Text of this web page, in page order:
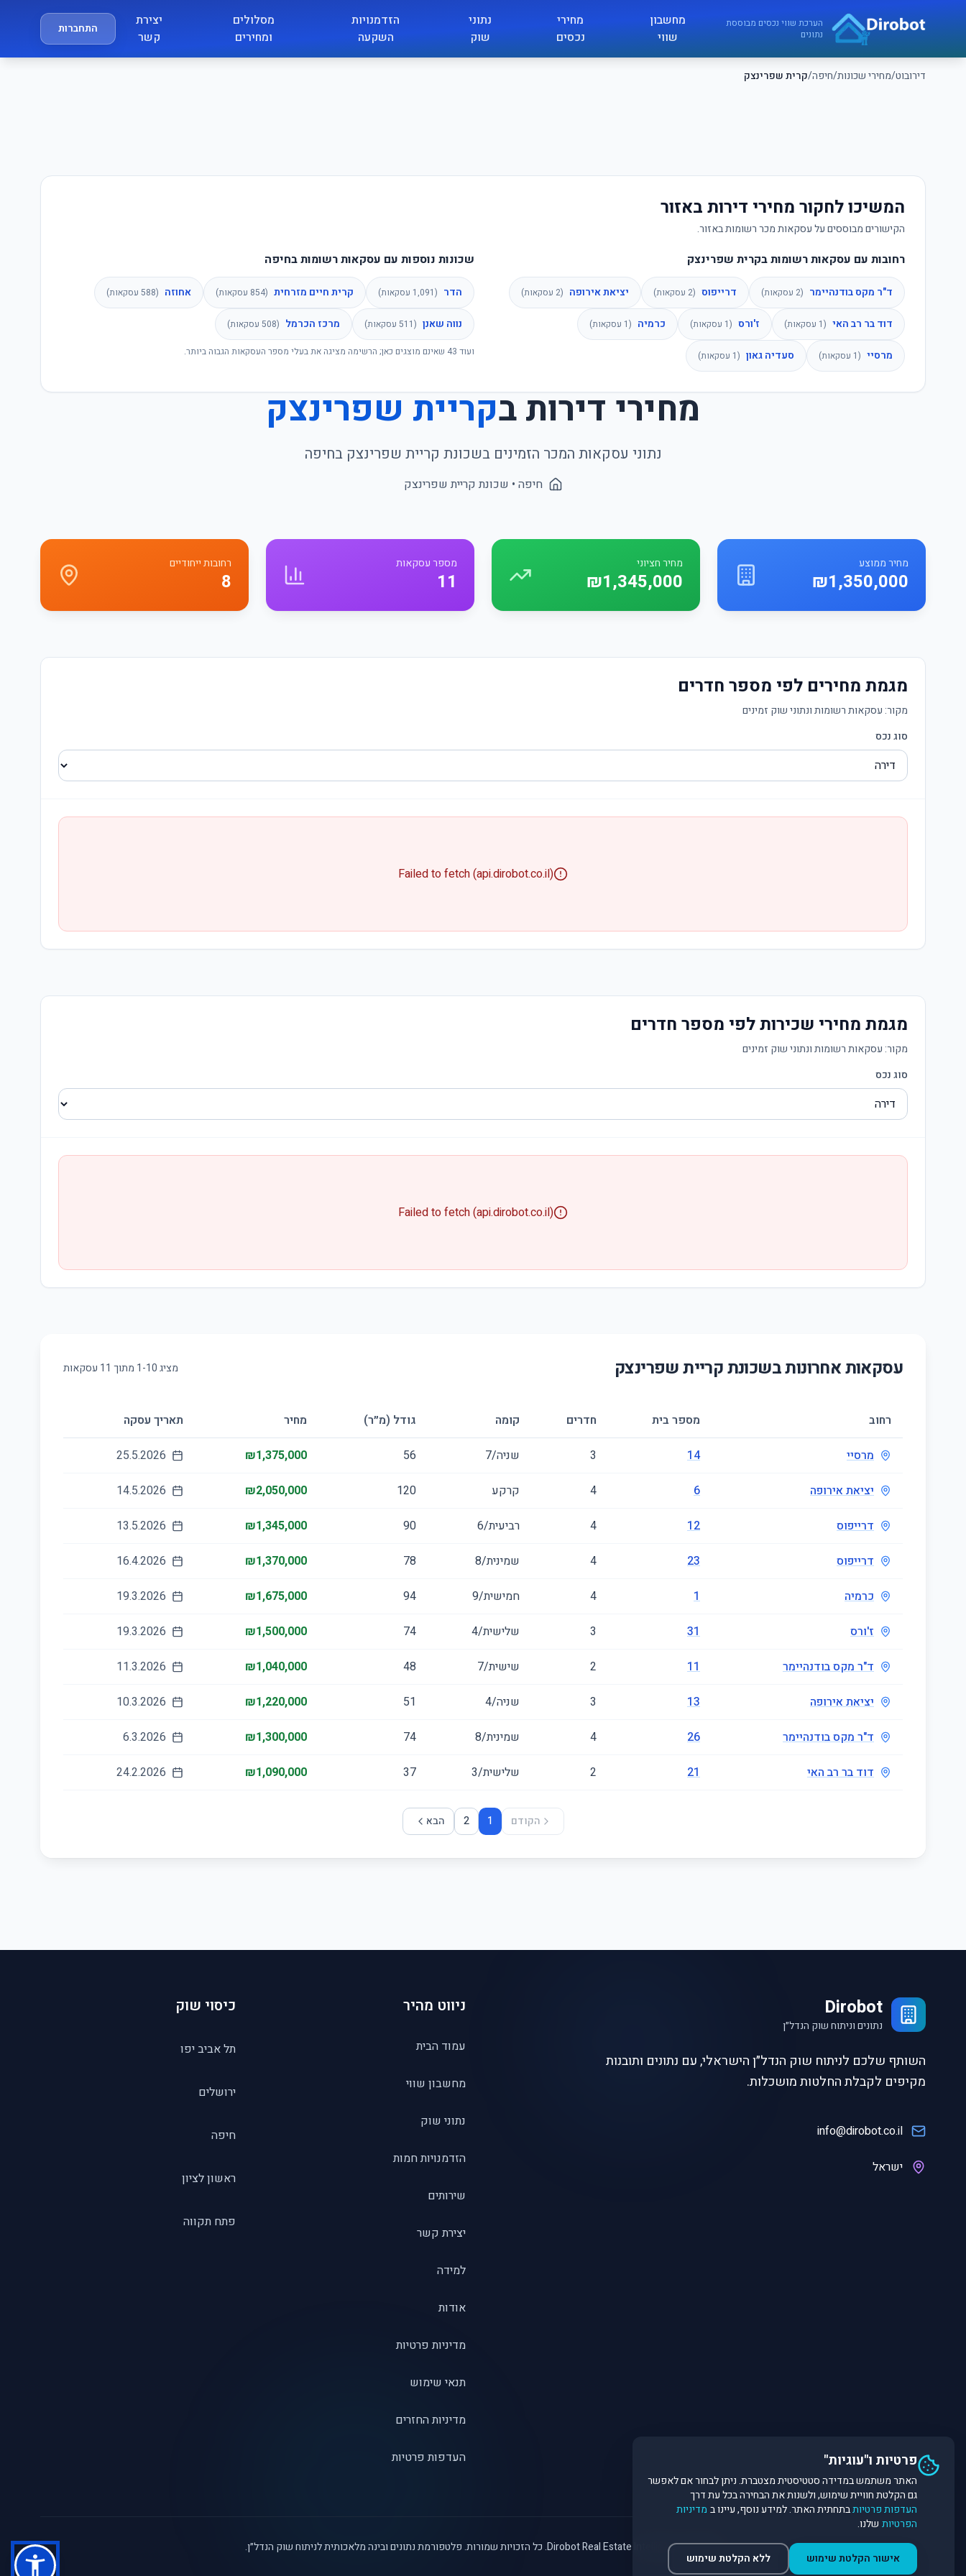
דירובוט/מחירי שכונות/חיפה/קרית שפרינצק
דירובוט
הערכת שווי נכסים מבוססת
נתונים
מחשבון
שווי
מחירי
נכסים
נתוני
שוק
הזדמנויות
השקעה
מסלולים
ומחירים
יצירת
קשר
התחברות
המשיכו לחקור מחירי דירות באזור
הקישורים מבוססים על עסקאות מכר רשומות באזור.
רחובות עם עסקאות רשומות בקרית שפרינצק
ד"ר מקס בודנהיימר (
2 עסקאות) דרייפוס (
2 עסקאות) יציאת אירופה (
2 עסקאות)
דוד בר רב האי (
1 עסקאות) ז'ורס (
1 עסקאות) כרמיה (
1 עסקאות)
מרסיי (
1 עסקאות) סעדיה גאון (
1 עסקאות)
שכונות נוספות עם עסקאות רשומות בחיפה
הדר (
1,091 עסקאות) קרית חיים מזרחית (
854 עסקאות) אחוזה (
588 עסקאות)
נווה שאנן (
511 עסקאות) מרכז הכרמל (
508 עסקאות)
ועוד 43 שאינם מוצגים כאן; הרשימה מציגה את בעלי מספר העסקאות הגבוה ביותר.
מחירי דירות בקריית שפרינצק
נתוני עסקאות המכר הזמינים בשכונת קריית שפרינצק בחיפה
חיפה • שכונת קריית שפרינצק
מחיר ממוצע
₪1,350,000
מחיר חציוני
₪1,345,000
מספר עסקאות
11
רחובות ייחודיים
8
מגמת מחירים לפי מספר חדרים
מקור: עסקאות רשומות ונתוני שוק זמינים
סוג נכס
Failed to fetch (api.dirobot.co.il)
מגמת מחירי שכירות לפי מספר חדרים
מקור: עסקאות רשומות ונתוני שוק זמינים
סוג נכס
Failed to fetch (api.dirobot.co.il)
עסקאות אחרונות בשכונתקריית שפרינצק מציג 1-10 מתוך 11 עסקאות
רחוב מספר בית חדרים קומה גודל (מ״ר) מחיר תאריך עסקה
מרסיי 14
3 שניה/7 56
₪1,375,000
25.5.2026
יציאת אירופה 6
4 קרקע 120
₪2,050,000
14.5.2026
דרייפוס 12
4 רביעית/6 90
₪1,345,000
13.5.2026
דרייפוס 23
4 שמינית/8 78
₪1,370,000
16.4.2026
כרמיה 1
4 חמישית/9 94
₪1,675,000
19.3.2026
ז'ורס 31
3 שלישית/4 74
₪1,500,000
19.3.2026
ד"ר מקס בודנהיימר 11
2 שישית/7 48
₪1,040,000
11.3.2026
יציאת אירופה 13
3 שניה/4 51
₪1,220,000
10.3.2026
ד"ר מקס בודנהיימר 26
4 שמינית/8 74
₪1,300,000
6.3.2026
דוד בר רב האי 21
2 שלישית/3 37
₪1,090,000
24.2.2026
הקודם 1
2 הבא
Dirobot
נתונים וניתוח שוק הנדל״ן
השותף שלכם לניתוח שוק הנדל״ן הישראלי, עם נתונים ותובנות
מקיפים לקבלת החלטות מושכלות.
info@dirobot.co.il
ישראל
ניווט מהיר
עמוד הבית
מחשבון שווי
נתוני שוק
הזדמנויות חמות
שירותים
יצירת קשר
למידה
אודות
מדיניות פרטיות
תנאי שימוש
מדיניות החזרים
העדפות פרטיות
כיסוי שוק
תל אביב יפו
ירושלים
חיפה
ראשון לציון
פתח תקווה
©
2026Dirobot Real Estate Intelligence. כל הזכויות שמורות. פלטפורמת נתונים ובינה מלאכותית לניתוח שוק הנדל״ן.
פרטיות ו"עוגיות"
האתר משתמש במדידה סטטיסטית מצטברת. ניתן לבחור אם לאפשר
גם הקלטת חוויית שימוש, ולשנות את הבחירה בכל עת דרך
העדפות פרטיותבתחתית האתר. למידע נוסף, עיינו ב מדיניות
הפרטיות שלנו.
אישור הקלטת שימוש ללא הקלטת שימוש